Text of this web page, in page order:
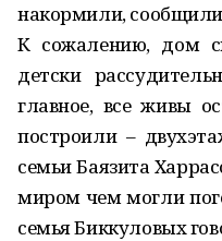
накормили,
К сожалению, дом
детски
главное, все живы
построили –
семьи Баязита
миром чем могли
семья Биккуловых